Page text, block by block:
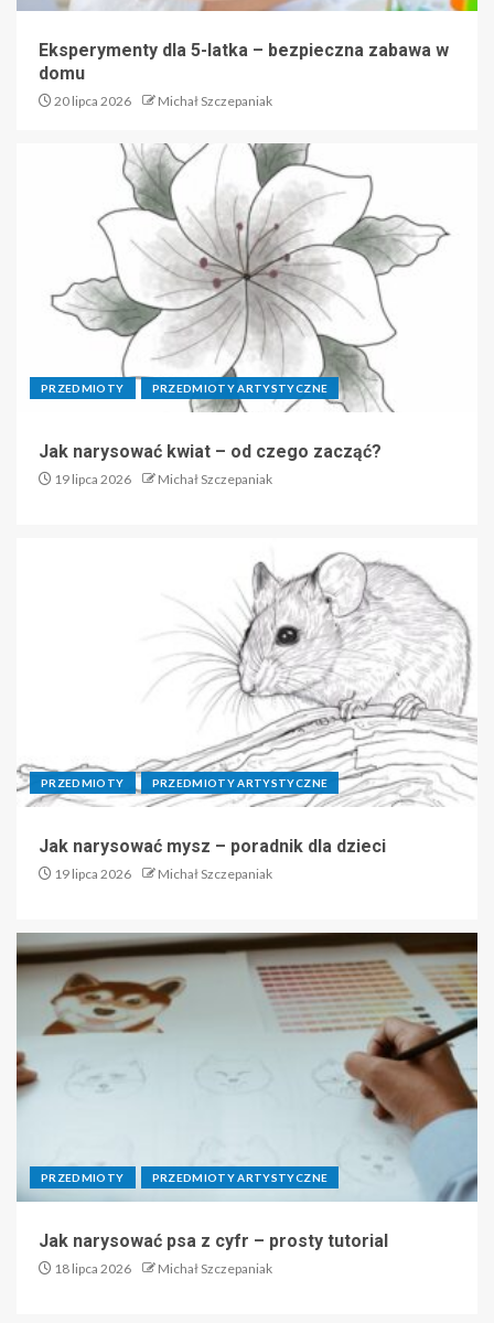
Eksperymenty dla 5-latka – bezpieczna zabawa w
domu
20 lipca 2026 Michał Szczepaniak
PRZEDMIOTY PRZEDMIOTY ARTYSTYCZNE
Jak narysować kwiat – od czego zacząć?
19 lipca 2026 Michał Szczepaniak
PRZEDMIOTY PRZEDMIOTY ARTYSTYCZNE
Jak narysować mysz – poradnik dla dzieci
19 lipca 2026 Michał Szczepaniak
PRZEDMIOTY PRZEDMIOTY ARTYSTYCZNE
Jak narysować psa z cyfr – prosty tutorial
18 lipca 2026 Michał Szczepaniak